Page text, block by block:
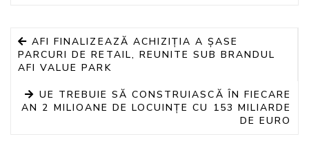
AFI FINALIZEAZĂ ACHIZIȚIA A ȘASE
PARCURI DE RETAIL, REUNITE SUB BRANDUL
AFI VALUE PARK
UE TREBUIE SĂ CONSTRUIASCĂ ÎN FIECARE
AN 2 MILIOANE DE LOCUINȚE CU 153 MILIARDE
DE EURO